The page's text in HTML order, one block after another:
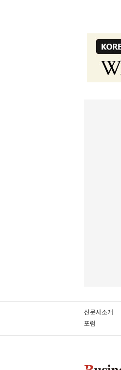
신문사소개
포럼